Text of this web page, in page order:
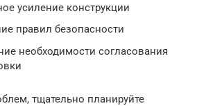
усиление конструкции
правил безопасности
необходимости согласования
тщательно планируйте